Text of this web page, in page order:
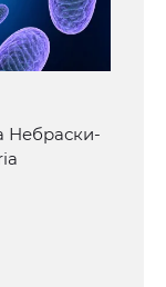
Небраски-